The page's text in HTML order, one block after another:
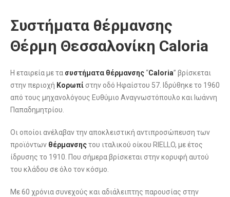
Συστήματα θέρμανσης
Θέρμη Θεσσαλονίκη Caloria
Η εταιρεία με τα συστήματα θέρμανσης“Caloria” βρίσκεται
στην περιοχή Κορωπί στην οδό Ηφαίστου 57. Ιδρύθηκε το 1960
από τους μηχανολόγους Ευθύμιο Αναγνωστόπουλο και Ιωάννη
Παπαδημητρίου.
Οι οποίοι ανέλαβαν την αποκλειστική αντιπροσώπευση των
προϊόντων θέρμανσηςτου ιταλικού οίκου RIELLO, με έτος
ίδρυσης το 1910. Που σήμερα βρίσκεται στην κορυφή αυτού
του κλάδου σε όλο τον κόσμο.
Με 60 χρόνια συνεχούς και αδιάλειπτης παρουσίας στην